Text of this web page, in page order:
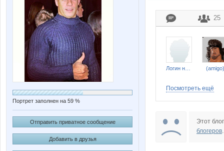
Портрет заполнен на 59 %
Отправить приватное сообщение
Добавить в друзья
25
(amigo)
Посмотреть ещё
Этот
блогеров.